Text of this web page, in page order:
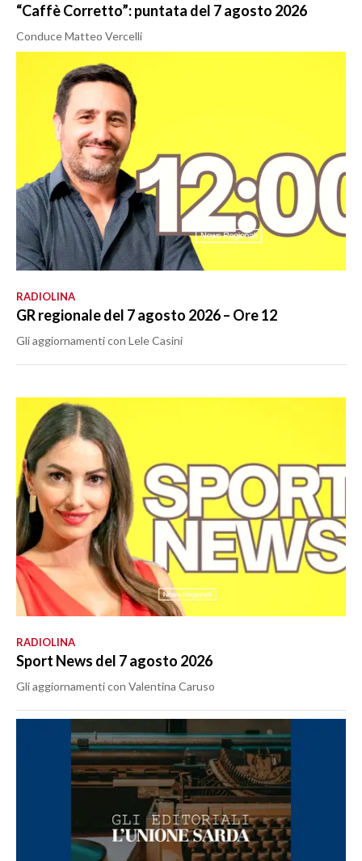
“Caffè Corretto”: puntata del 7 agosto 2026
Conduce Matteo Vercelli
RADIOLINA
GR regionale del 7 agosto 2026 – Ore 12
Gli aggiornamenti con Lele Casini
RADIOLINA
Sport News del 7 agosto 2026
Gli aggiornamenti con Valentina Caruso